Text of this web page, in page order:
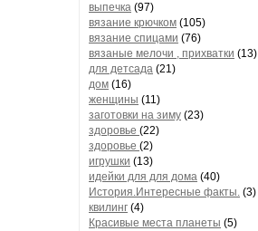
выпечка (97)
вязание крючком (105)
вязание спицами (76)
вязаные мелочи , прихватки (13)
для детсада (21)
дом (16)
женщины (11)
заготовки на зиму (23)
здоровье (22)
здоровье (2)
игрушки (13)
идейки для для дома (40)
История.Интересные факты. (3)
квилинг (4)
Красивые места планеты (5)